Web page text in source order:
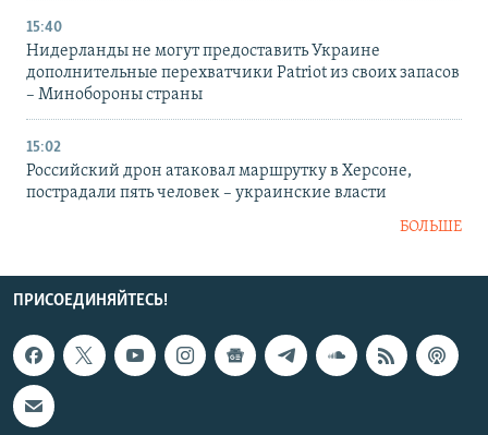
15:40
Нидерланды не могут предоставить Украине
дополнительные перехватчики Patriot из своих запасов
– Минобороны страны
15:02
Российский дрон атаковал маршрутку в Херсоне,
пострадали пять человек – украинские власти
БОЛЬШЕ
ПРИСОЕДИНЯЙТЕСЬ!